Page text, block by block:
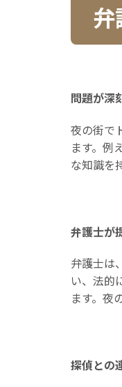
弁
問題が深
夜の街で
ます。例
な知識を
弁護士が
弁護士は
い、法的
ます。夜
探偵との